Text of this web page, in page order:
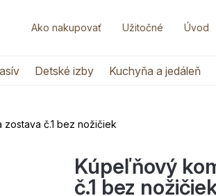
Ako nakupovať Užitočné Úvod
Detské izby Kuchyňa a jedáleň
zostava č.1 bez nožičiek
Kúpeľňový
č.1 bez